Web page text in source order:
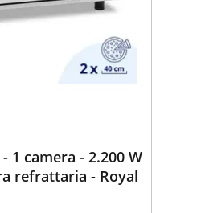
1 camera - 2.200 W
refrattaria - Royal